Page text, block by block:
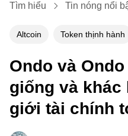
Tìm hiểu Tin nóng nổi
Altcoin Token thịnh hành
Ondo và
giống và khác
giới tài chính